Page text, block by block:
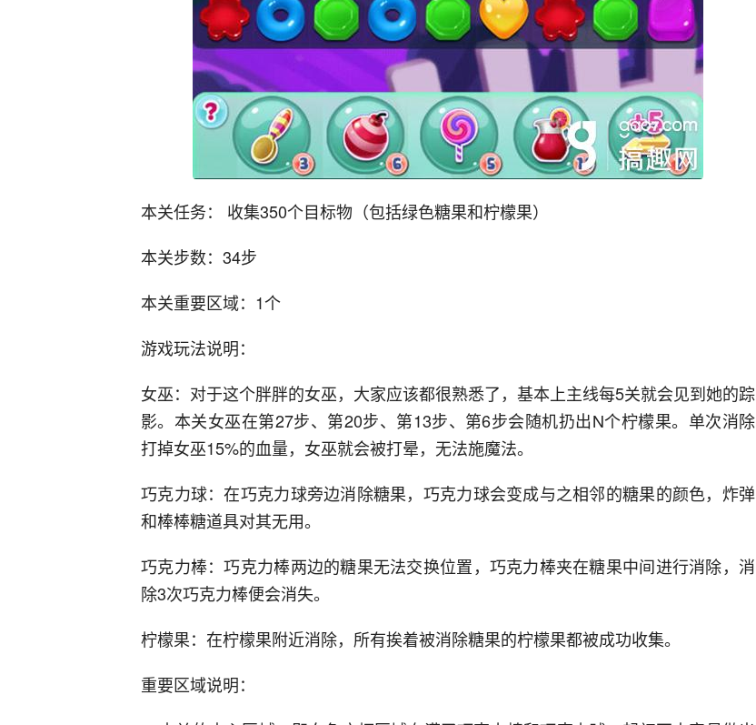
本关任务： 收集350个目标物（包括绿色糖果和柠檬果）
本关步数：34步
本关重要区域：1个
游戏玩法说明：
女巫：对于这个胖胖的女巫，大家应该都很熟悉了，基本上主线每5关就会见到她的踪
影。本关女巫在第27步、第20步、第13步、第6步会随机扔出N个柠檬果。单次消除
打掉女巫15%的血量，女巫就会被打晕，无法施魔法。
巧克力球：在巧克力球旁边消除糖果，巧克力球会变成与之相邻的糖果的颜色，炸弹
和棒棒糖道具对其无用。
巧克力棒：巧克力棒两边的糖果无法交换位置，巧克力棒夹在糖果中间进行消除，消
除3次巧克力棒便会消失。
柠檬果：在柠檬果附近消除，所有挨着被消除糖果的柠檬果都被成功收集。
重要区域说明：